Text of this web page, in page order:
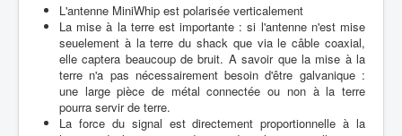
L'antenne MiniWhip est polarisée verticalement
La mise à la terre est importante : si l'antenne n'est mise
seuelement à la terre du shack que via le câble coaxial,
elle captera beaucoup de bruit. A savoir que la mise à la
terre n'a pas nécessairement besoin d'être galvanique :
une large pièce de métal connectée ou non à la terre
pourra servir de terre.
La force du signal est directement proportionnelle à la